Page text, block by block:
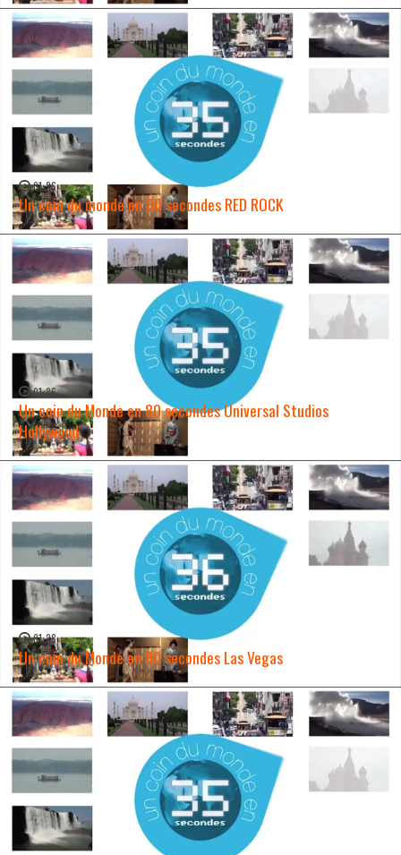
01:26
Un coin du monde en 80 secondes RED ROCK
WATCH NOW →
01:26
Un coin du Monde en 80 secondes Universal Studios
Hollywood
WATCH NOW →
01:28
Un coin du Monde en 80 secondes Las Vegas
WATCH NOW →